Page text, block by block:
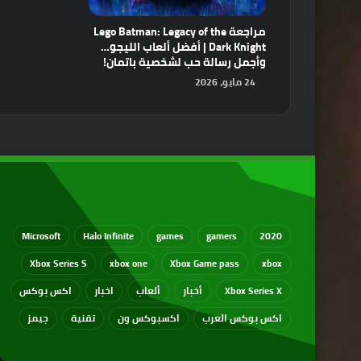
مراجعة Lego Batman: Legacy of the
Dark Knight | أفضل ألعاب الليجو…
وأجمل رسالة حب لشخصية باتمان!
24 مايو، 2026
2020
gamers
games
Halo Infinite
Microsoft
xbox
Xbox Game pass
xbox one
Xbox Series S
Xbox Series X
أخبار ألعاب اخبار
اكس بوكس
اكس بوكس العرب
اكسبوكس ون تقنية جيمز